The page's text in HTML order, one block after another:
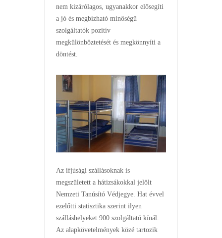
nem kizárólagos, ugyanakkor elősegíti
a jó és megbízható minőségű
szolgáltatók pozitív
megkülönböztetését és megkönnyíti a
döntést.
Az ifjúsági szállásoknak is
megszületett a hátizsákokkal jelölt
Nemzeti Tanúsító Védjegye. Hat évvel
ezelőtti statisztika szerint ilyen
szálláshelyeket 900 szolgáltató kínál.
Az alapkövetelmények közé tartozik